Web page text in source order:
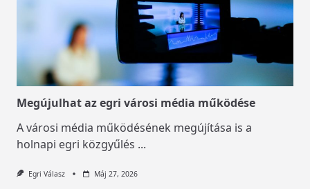
Megújulhat az egri városi média működése
A városi média működésének megújítása is a
holnapi egri közgyűlés ...
Egri Válasz Máj 27, 2026